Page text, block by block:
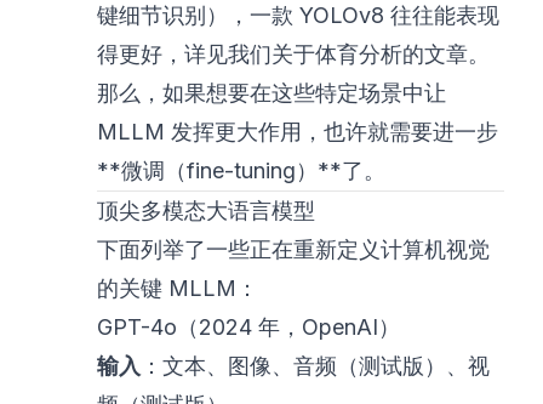
键细节识别），一款 YOLOv8 往往能表现
得更好，详见我们关于体育分析的文章。
那么，如果想要在这些特定场景中让
MLLM 发挥更大作用，也许就需要进一步
**微调（fine-tuning）**了。
顶尖多模态大语言模型
下面列举了一些正在重新定义计算机视觉
的关键 MLLM：
GPT-4o（2024 年，OpenAI）
输入 ：文本、图像、音频（测试版）、视